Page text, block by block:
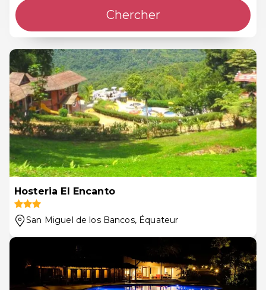
Chercher
Hosteria El Encanto
San Miguel de los Bancos, Équateur